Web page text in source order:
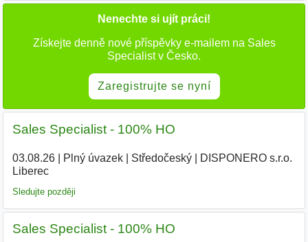
Nenechte si ujít práci!
Získejte denně nové příspěvky e-mailem na Sales
Specialist v Česko.
Zaregistrujte se nyní
Sales Specialist - 100% HO
03.08.26| Plný úvazek| Středočeský|
DISPONERO s.r.o.
Liberec
Sledujte později
Sales Specialist - 100% HO